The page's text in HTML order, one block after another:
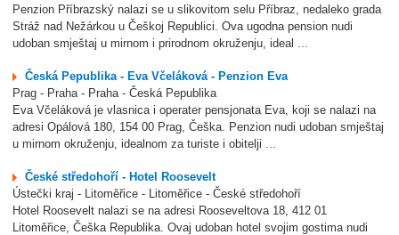
Penzion Příbrazský nalazi se u slikovitom selu Příbraz, nedaleko grada
Stráž nad Nežárkou u Češkoj Republici. Ova ugodna pension nudi
udoban smještaj u mirnom i prirodnom okruženju, ideal ...
Česká Pepublika - Eva Včeláková - Penzion Eva
Prag - Praha - Praha - Česká Pepublika
Eva Včeláková je vlasnica i operater pensjonata Eva, koji se nalazi na
adresi Opálová 180, 154 00 Prag, Češka. Penzion nudi udoban smještaj
u mirnom okruženju, idealnom za turiste i obitelji ...
České středohoří - Hotel Roosevelt
Ústečki kraj - Litoměřice - Litoměřice - České středohoří
Hotel Roosevelt nalazi se na adresi Rooseveltova 18, 412 01
Litoměřice, Češka Republika. Ovaj udoban hotel svojim gostima nudi